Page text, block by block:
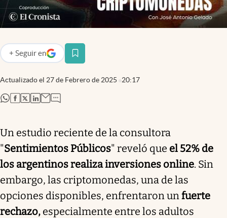
Actualizado el 27 de Febrero de 2025 20:17
+ Seguir en
abre en nueva pestaña
abre en nueva pestaña
abre en nueva pestaña
abre en nueva pestaña
abre en nueva pestaña
Un estudio reciente de la consultora
"Sentimientos Públicos" reveló que el 52% de
los argentinos realiza inversiones online. Sin
embargo, las criptomonedas, una de las
opciones disponibles, enfrentaron unfuerte
rechazo, especialmente entre los adultos